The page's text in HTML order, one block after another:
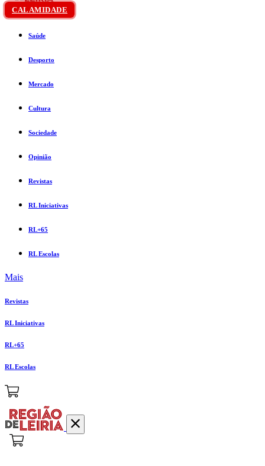
CALAMIDADE
Saúde
Desporto
Mercado
Cultura
Sociedade
Opinião
Revistas
RL Iniciativas
RL+65
RL Escolas
Mais
Revistas
RL Iniciativas
RL+65
RL Escolas